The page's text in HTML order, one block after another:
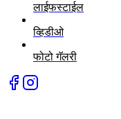
लाईफस्टाईल
व्हिडीओ
फोटो गॅलरी